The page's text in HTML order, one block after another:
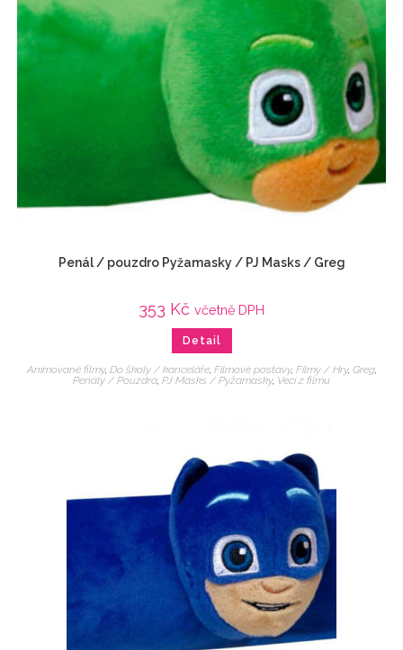
Penál / pouzdro Pyžamasky / PJ Masks / Greg
353 Kč včetně DPH
Detail
Animované filmy, Do školy / kanceláře, Filmové postavy, Filmy / Hry, Greg,
Penály / Pouzdra, PJ Masks / Pyžamasky, Veci z filmu